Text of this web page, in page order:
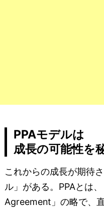
PPAモデルは
成長の可能性を
これからの成長が期待
ル」がある。PPAとは
Agreement」の略で、